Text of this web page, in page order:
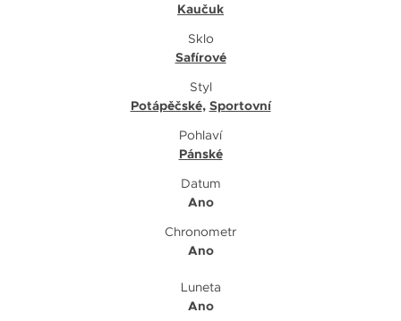
Kaučuk
Sklo
Safírové
Styl
Potápěčské, Sportovní
Pohlaví
Pánské
Datum
Ano
Chronometr
Ano
Luneta
Ano